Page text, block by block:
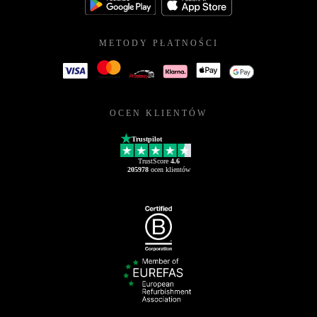
METODY PŁATNOŚCI
OCEN KLIENTÓW
Trustpilot
TrustScore 4.6
205978ocen klientów